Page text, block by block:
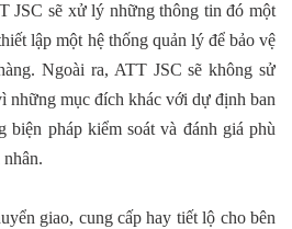
JSC sẽ xử lý những thông tin đó một
lập một hệ thống quản lý để bảo vệ
Ngoài ra, ATT JSC sẽ không sử
những mục đích khác với dự định ban
biện pháp kiểm soát và đánh giá phù
giao, cung cấp hay tiết lộ cho bên